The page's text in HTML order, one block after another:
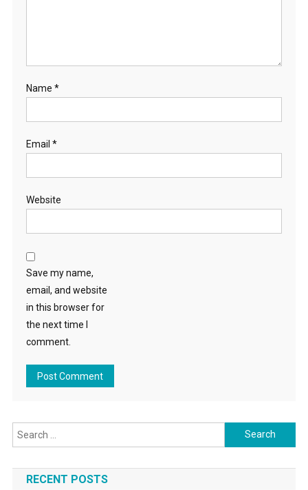
Name *
Email *
Website
Save my name,
email, and website
in this browser for
the next time I
comment.
Search for:
RECENT POSTS